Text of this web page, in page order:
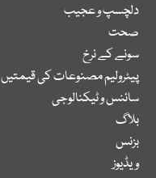
دلچسپ و عجیب
صحت
سونے کے نرخ
پیٹرولیم مصنوعات کی قیمتیں
سائنس و ٹیکنالوجی
بلاگ
بزنس
ویڈیوز